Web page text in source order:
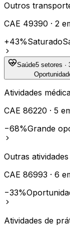
Outros
CAE 49390 · 2
+43%Saturado
Saúde5 setores ·
Atividades
CAE 86220 · 5
−68%Grande
Outras
CAE 86993 · 6
−33%
Atividades de